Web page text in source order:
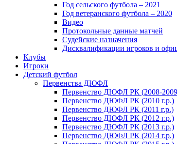
Год сельского футбола – 2021
Год ветеранского футбола – 2020
Видео
Протокольные данные матчей
Судейские назначения
Дисквалификации игроков и
Клубы
Игроки
Детский футбол
Первенства ДЮФЛ
Первенство ДЮФЛ РК (2008-2009
Первенство ДЮФЛ РК (2010 г.р.)
Первенство ДЮФЛ РК (2011 г.р.)
Первенство ДЮФЛ РК (2012 г.р.)
Первенство ДЮФЛ РК (2013 г.р.)
Первенство ДЮФЛ РК (2014 г.р.)